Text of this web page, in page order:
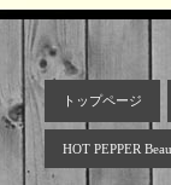
トップページ
HOT PEPPER